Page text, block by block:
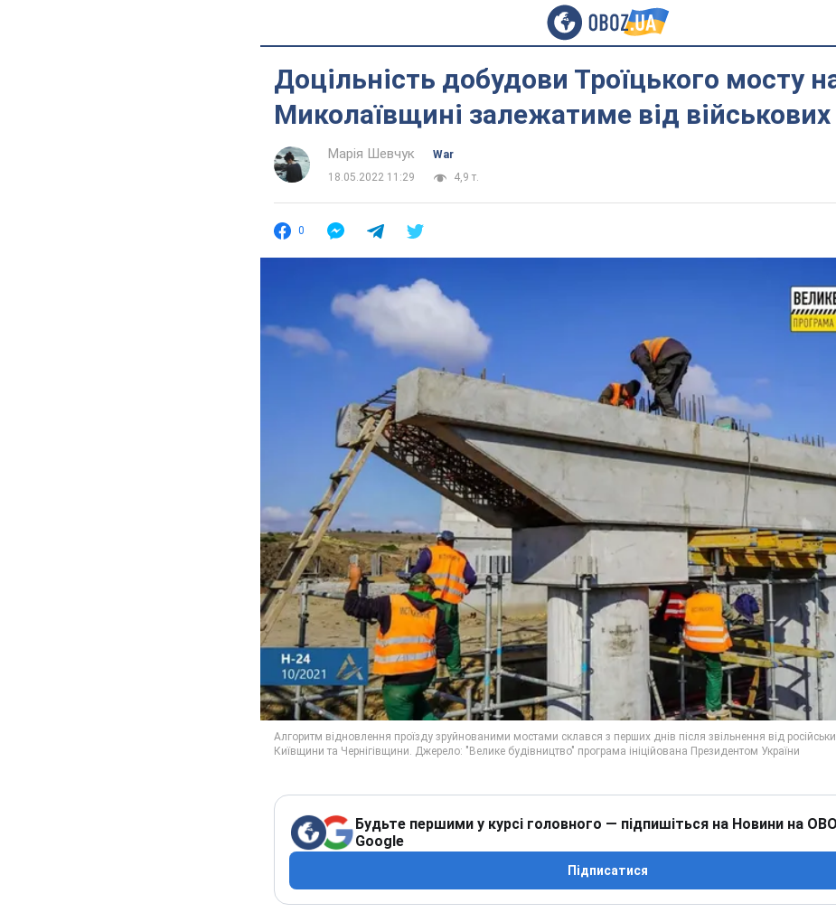
Доцільність добудови Троїцького мосту
Миколаївщині залежатиме від
Марія Шевчук
War
18.05.2022 11:29
4,9 т.
0
Будьте першими у курсі головного — підпишіться на Новини на
Google
Підписатися